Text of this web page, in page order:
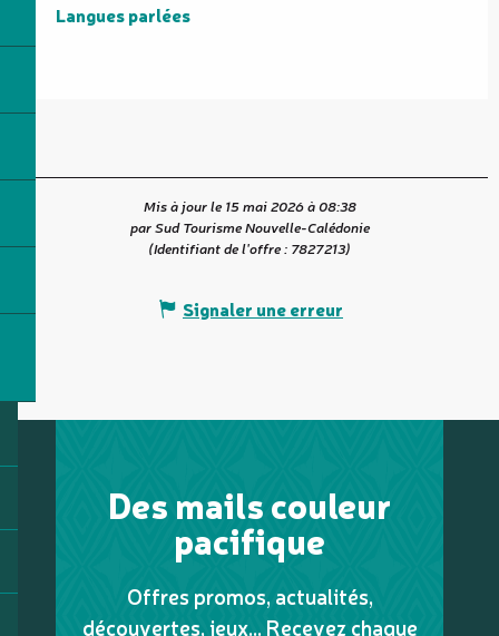
Langues parlées
Langues parlées
Mis à jour le 15 mai 2026 à 08:38
par Sud Tourisme Nouvelle-Calédonie
(Identifiant de l'offre : 7827213)
Signaler une erreur
Des mails couleur
pacifique
Offres promos, actualités,
découvertes, jeux... Recevez chaque